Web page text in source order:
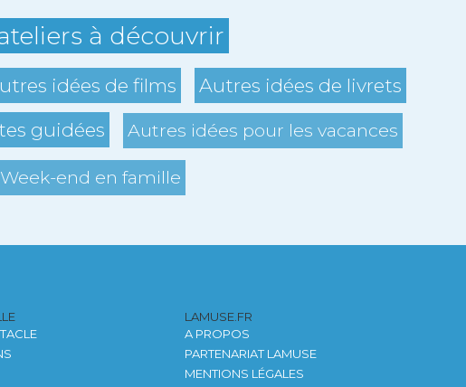
à découvrir
idées de films Autres idées de livrets
guidées Autres idées pour les vacances
Week-end en famille
LAMUSE.FR
A PROPOS
PARTENARIAT LAMUSE
MENTIONS LÉGALES